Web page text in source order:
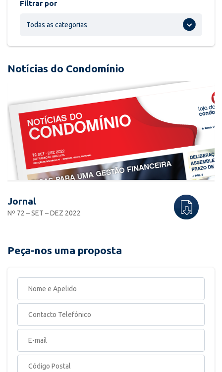
Filtrar por
Todas as categorias
Notícias do Condomínio
Jornal
Nº 72 – SET – DEZ 2022
Peça-nos uma proposta